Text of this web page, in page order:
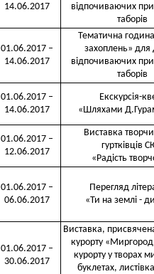
14.06.2017
відпочиваючих
таборів
01.06.2017 –
14.06.2017
Тематична година
захоплень» для
відпочиваючих
таборів
01.06.2017 –
14.06.2017
Екскурсія-
«Шляхами
01.06.2017 –
12.06.2017
Виставка
гуртківців
«Радість
01.06.2017 –
06.06.2017
Перегляд
«Ти на землі -
01.06.2017 –
30.06.2017
Виставка,
курорту
курорту у творах
буклетах,